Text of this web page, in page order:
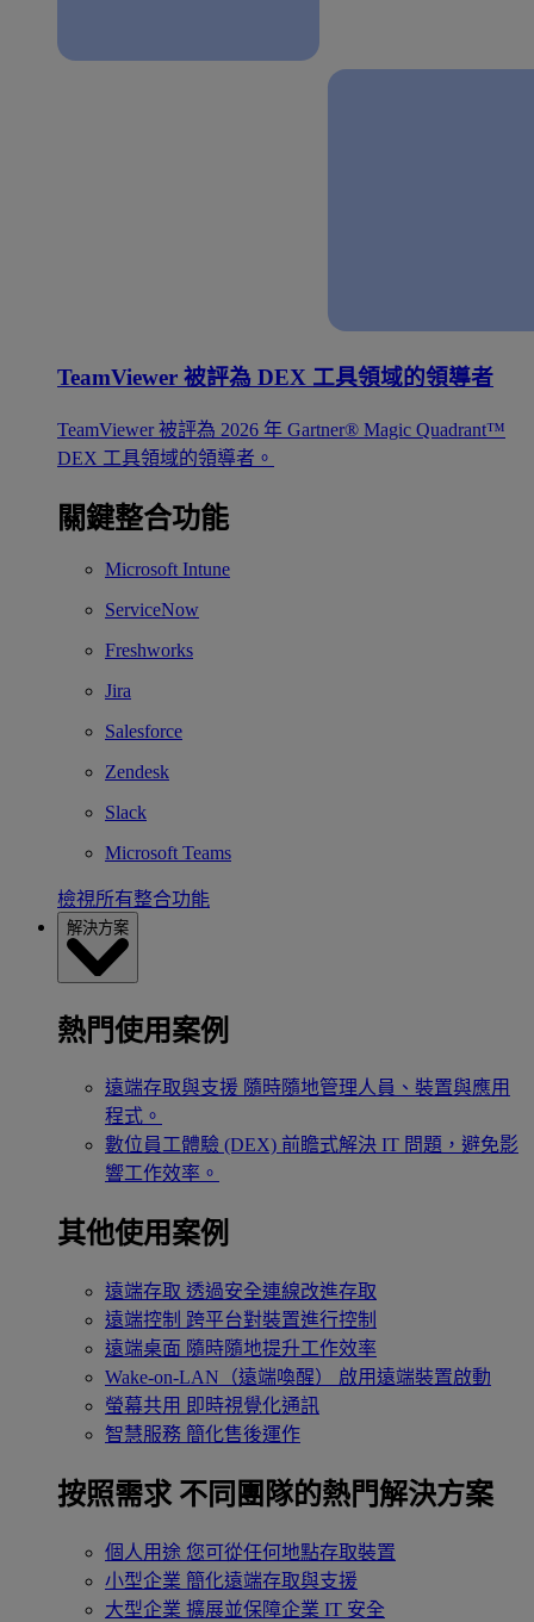
TeamViewer 被評為 DEX 工具領域的領導者
TeamViewer 被評為 2026 年 Gartner® Magic Quadrant™
DEX 工具領域的領導者。
關鍵整合功能
Microsoft Intune
ServiceNow
Freshworks
Jira
Salesforce
Zendesk
Slack
Microsoft Teams
檢視所有整合功能
解決方案
熱門使用案例
遠端存取與支援 隨時隨地管理人員、裝置與應用
程式。
數位員工體驗 (DEX) 前瞻式解決 IT 問題，避免影
響工作效率。
其他使用案例
遠端存取 透過安全連線改進存取
遠端控制 跨平台對裝置進行控制
遠端桌面 隨時隨地提升工作效率
Wake-on-LAN（遠端喚醒）
啟用遠端裝置啟動
螢幕共用 即時視覺化通訊
智慧服務 簡化售後運作
按照需求 不同團隊的熱門解決方案
個人用途 您可從任何地點存取裝置
小型企業 簡化遠端存取與支援
大型企業 擴展並保障企業 IT 安全